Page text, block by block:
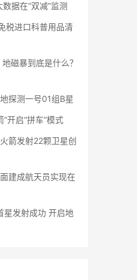
据在“双减”监测
税进口科普用品清
磁暴到底是什么？
探测一号01组B星
开启“拼车”模式
箭发射22颗卫星创
建成航天员实现在
星发射成功 开启地